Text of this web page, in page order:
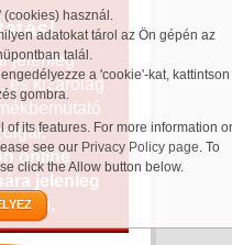
(cookies) használ.
adatokat tárol az Ön gépén az
talál.
a 'cookie'-kat, kattintson
gombra.
its features. For more information
see our Privacy Policy page. To
click the Allow button below.
jelenleg
és kizárólag
online
jelenleg